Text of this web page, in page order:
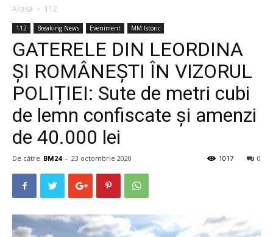
Acasă 112
112 Breaking News Eveniment MM Istoric
GATERELE DIN LEORDINA
ȘI ROMÂNEȘTI ÎN VIZORUL
POLIȚIEI: Sute de metri cubi
de lemn confiscate și amenzi
de 40.000 lei
De către BM24 - 23 octombrie 2020 0
1017